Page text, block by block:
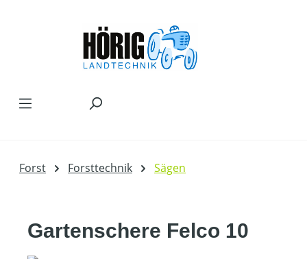
Forst Forsttechnik Sägen
Gartenschere Felco 10